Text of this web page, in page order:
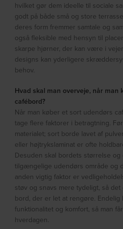
hvilket gør dem ideelle til sociale
godt på både små og store
deres form fremmer samtale og
også fleksible med hensyn til
skarpe hjørner, der kan være i
designs kan yderligere
behov.
Hvad skal man overveje, når man
cafébord?
Når man køber et sort udendørs
tage flere faktorer i betragtning.
materialet; sort borde lavet af
eller højtrykslaminat er ofte
Desuden skal bordets størrelse
tilgængelige udendørs område og
anden vigtig faktor er
støv og snavs mere tydeligt, så
bord, der er let at rengøre.
funktionalitet og komfort, så man
hverdagen.